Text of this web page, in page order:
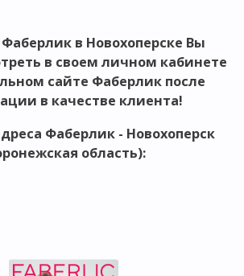
в Новохоперске Вы
в своем личном кабинете
сайте Фаберлик после
в качестве клиента!
Фаберлик - Новохоперск
область):